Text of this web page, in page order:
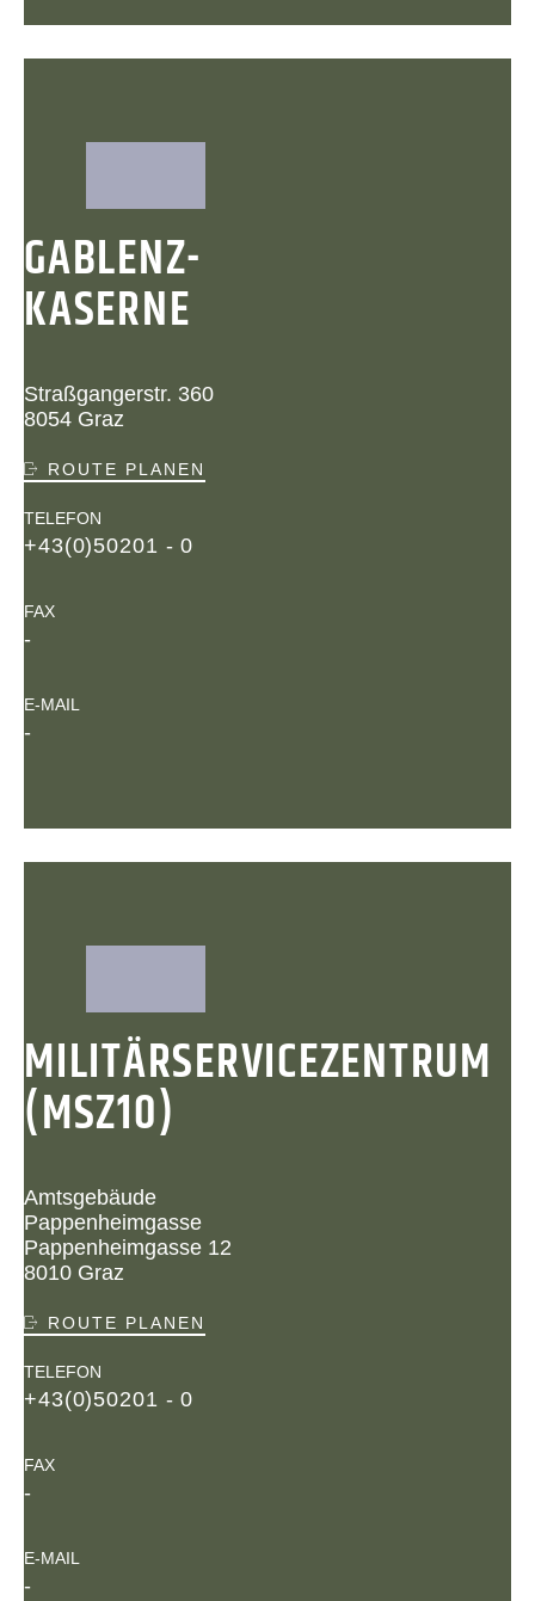
GABLENZ-
KASERNE
Straßgangerstr. 360
8054 Graz
ROUTE PLANEN
TELEFON
+43(0)50201 - 0
FAX
-
E-MAIL
-
MILITÄRSERVICEZENTRUM
(MSZ10)
Amtsgebäude
Pappenheimgasse
Pappenheimgasse 12
8010 Graz
ROUTE PLANEN
TELEFON
+43(0)50201 - 0
FAX
-
E-MAIL
-